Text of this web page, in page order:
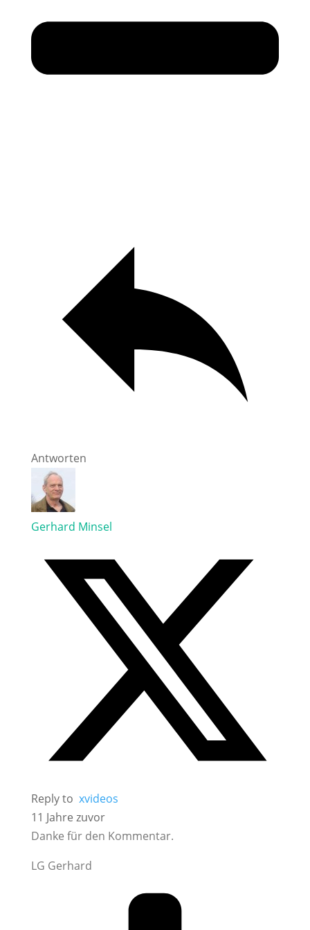
Antworten
Gerhard Minsel
Reply to xvideos
11 Jahre zuvor
Danke für den Kommentar.
LG Gerhard